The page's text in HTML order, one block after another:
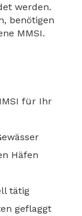
werden.
benötigen
MMSI.
für Ihr
Häfen
tätig
geflaggt